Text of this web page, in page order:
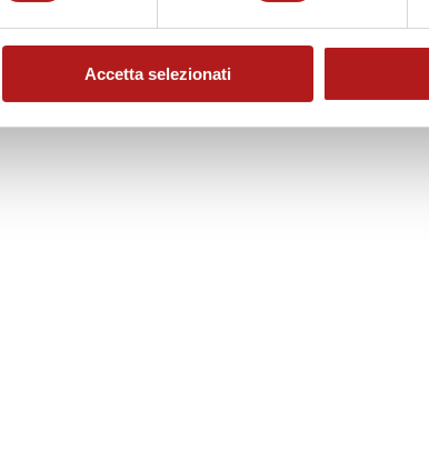
Accetta selezionati